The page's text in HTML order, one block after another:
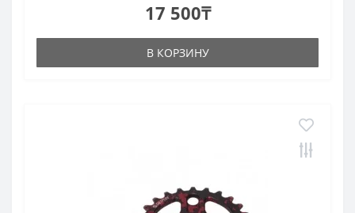
17 500₸
В КОРЗИНУ